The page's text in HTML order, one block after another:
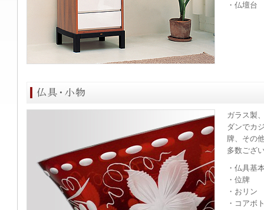
・仏壇台
ガラス製
ダンでカ
牌、その
多数ござ
・仏具基
・位牌
・おリン
・コアボ